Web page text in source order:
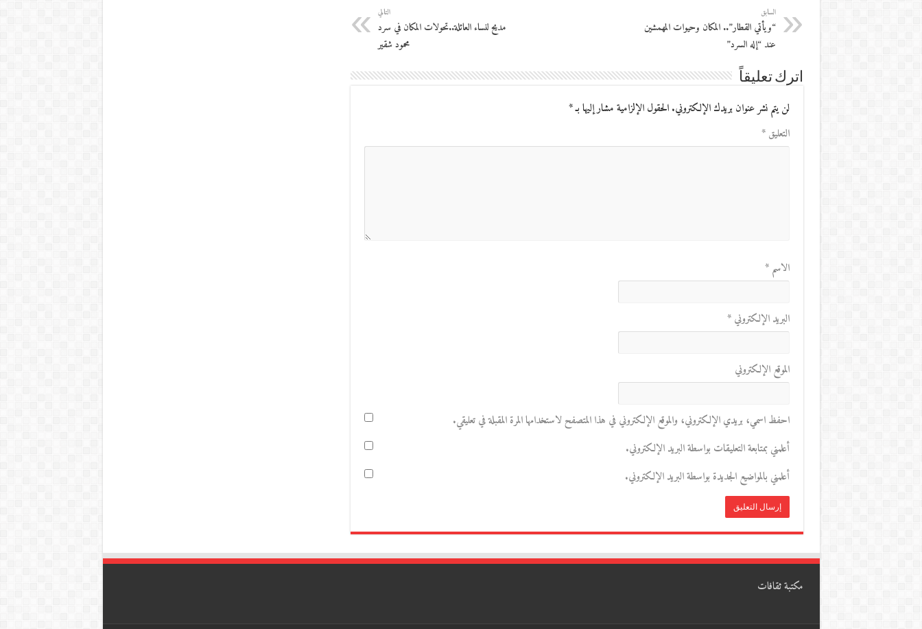
السابق
“ويأتي القطار”.. المكان وحيوات المهمشين
عند “إله السرد”
التالي
مديح لنساء العائلة..تحولات المكان في سرد
محمود شقير
اترك تعليقاً
لن يتم نشر عنوان بريدك الإلكتروني. الحقول الإلزامية مشار إليها بـ*
التعليق*
الاسم*
البريد الإلكتروني*
الموقع الإلكتروني
احفظ اسمي، بريدي الإلكتروني، والموقع الإلكتروني في هذا المتصفح لاستخدامها المرة المقبلة في تعليقي.
أعلمني بمتابعة التعليقات بواسطة البريد الإلكتروني.
أعلمني بالمواضيع الجديدة بواسطة البريد الإلكتروني.
مكتبة ثقافات